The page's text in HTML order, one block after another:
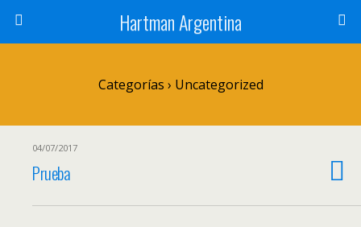
Hartman Argentina
Categorías › Uncategorized
04/07/2017
Prueba